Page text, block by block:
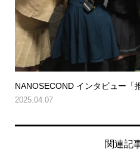
NANOSECOND インタビュー「
2025.04.07
関連記